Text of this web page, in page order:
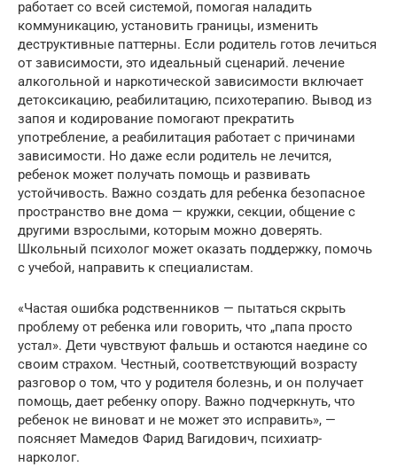
работает со всей системой, помогая наладить
коммуникацию, установить границы, изменить
деструктивные паттерны. Если родитель готов лечиться
от зависимости, это идеальный сценарий. лечение
алкогольной и наркотической зависимости включает
детоксикацию, реабилитацию, психотерапию. Вывод из
запоя и кодирование помогают прекратить
употребление, а реабилитация работает с причинами
зависимости. Но даже если родитель не лечится,
ребенок может получать помощь и развивать
устойчивость. Важно создать для ребенка безопасное
пространство вне дома — кружки, секции, общение с
другими взрослыми, которым можно доверять.
Школьный психолог может оказать поддержку, помочь
с учебой, направить к специалистам.
«Частая ошибка родственников — пытаться скрыть
проблему от ребенка или говорить, что „папа просто
устал». Дети чувствуют фальшь и остаются наедине со
своим страхом. Честный, соответствующий возрасту
разговор о том, что у родителя болезнь, и он получает
помощь, дает ребенку опору. Важно подчеркнуть, что
ребенок не виноват и не может это исправить», —
поясняет Мамедов Фарид Вагидович, психиатр-
нарколог.